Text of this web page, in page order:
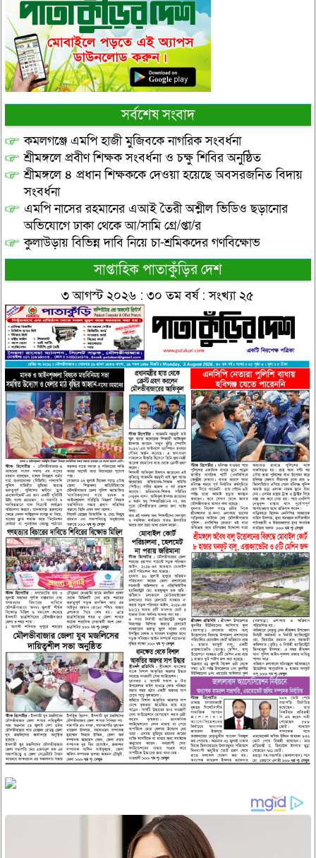
সর্বশেষ সংবাদ
কমলগঞ্জে এমপি হাজী মুজিবকে নাগরিক সংবর্ধনা
শ্রীমঙ্গলে প্রবীণ শিক্ষক সংবর্ধনা ও চক্ষু শিবির অনুষ্ঠিত
শ্রীমঙ্গলে ৪ প্রধান শিক্ষককে দেওয়া হয়েছে অবসরজনিত বিদায়
সংবর্ধনা
এমপি নাসের রহমানের এআই তৈরী অশ্লীল ভিডিও ছড়ানোর
অভিযোগে ঢাকা থেকে আ/সামি গ্রে/প্তা/র
কুলাউড়ায় বিভিন্ন দাবি নিয়ে চা-শ্রমিকদের গণবিক্ষোভ
সাপ্তাহিক পাতাকুঁড়ির দেশ
৩ আগস্ট ২০২৬ : ৩০ তম বর্ষ : সংখ্যা ২৫